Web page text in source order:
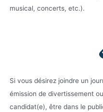
musical, concerts, etc.).
Si vous désirez joindre un
émission de divertissement
candidat(e), être dans le